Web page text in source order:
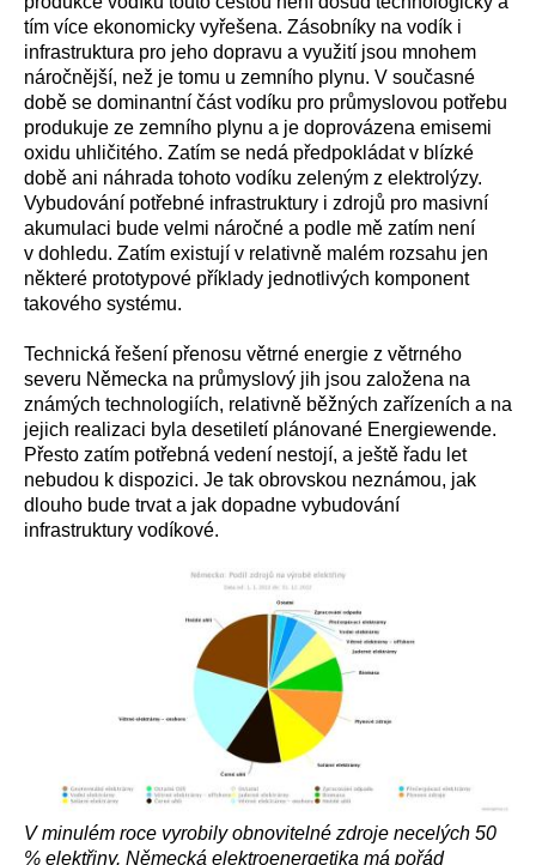
tím více ekonomicky vyřešena. Zásobníky na vodík i
infrastruktura pro jeho dopravu a využití jsou mnohem
náročnější, než je tomu u zemního plynu. V současné
době se dominantní část vodíku pro průmyslovou potřebu
produkuje ze zemního plynu a je doprovázena emisemi
oxidu uhličitého. Zatím se nedá předpokládat v blízké
době ani náhrada tohoto vodíku zeleným z elektrolýzy.
Vybudování potřebné infrastruktury i zdrojů pro masivní
akumulaci bude velmi náročné a podle mě zatím není
v dohledu. Zatím existují v relativně malém rozsahu jen
některé prototypové příklady jednotlivých komponent
takového systému.
Technická řešení přenosu větrné energie z větrného
severu Německa na průmyslový jih jsou založena na
známých technologiích, relativně běžných zařízeních a na
jejich realizaci byla desetiletí plánované Energiewende.
Přesto zatím potřebná vedení nestojí, a ještě řadu let
nebudou k dispozici. Je tak obrovskou neznámou, jak
dlouho bude trvat a jak dopadne vybudování
infrastruktury vodíkové.
V minulém roce vyrobily obnovitelné zdroje necelých 50
% elektřiny. Německá elektroenergetika má pořád